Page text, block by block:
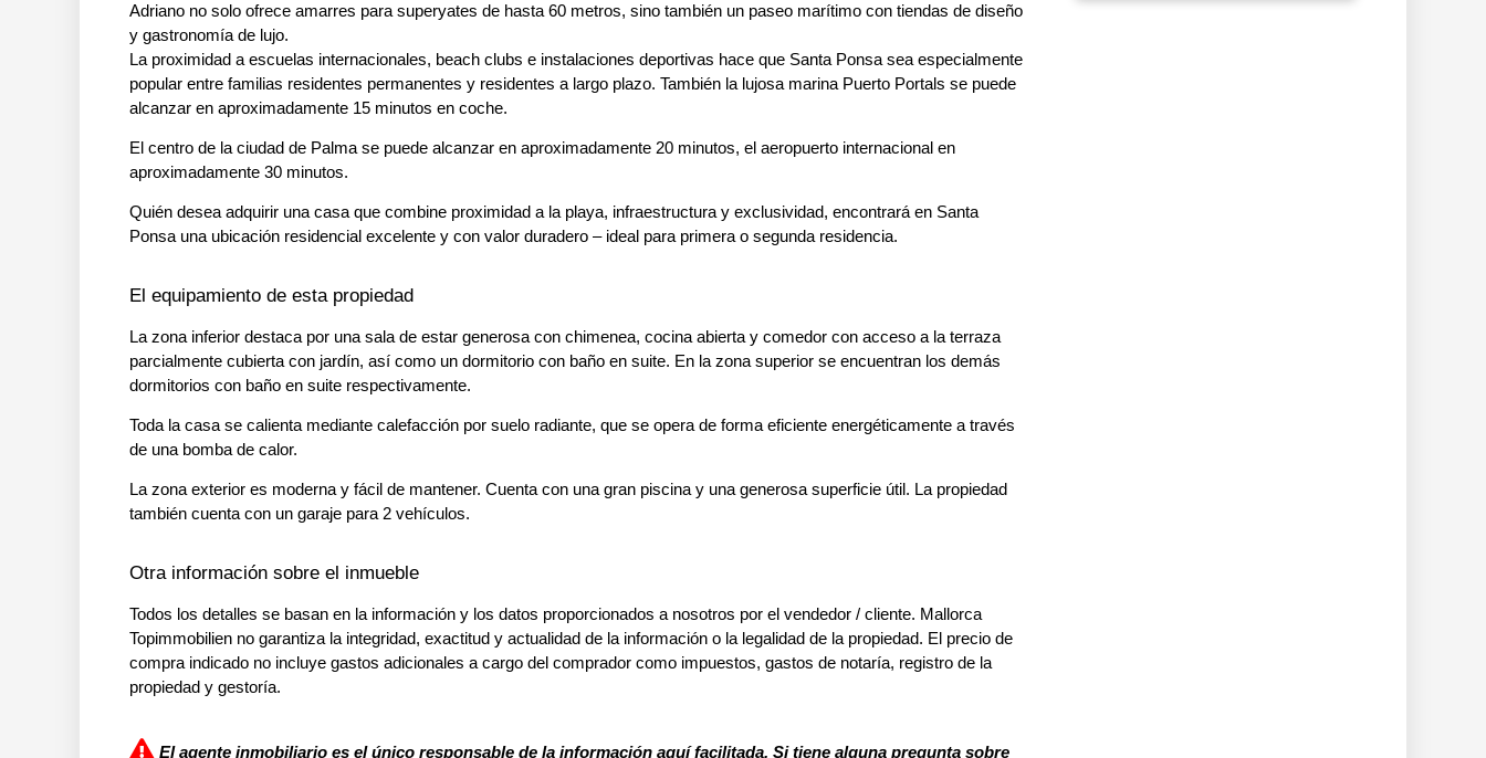
Adriano no solo ofrece amarres para superyates de hasta 60 metros, sino también un paseo marítimo con tiendas de diseño
y gastronomía de lujo.
La proximidad a escuelas internacionales, beach clubs e instalaciones deportivas hace que Santa Ponsa sea especialmente
popular entre familias residentes permanentes y residentes a largo plazo. También la lujosa marina Puerto Portals se puede
alcanzar en aproximadamente 15 minutos en coche.
El centro de la ciudad de Palma se puede alcanzar en aproximadamente 20 minutos, el aeropuerto internacional en
aproximadamente 30 minutos.
Quién desea adquirir una casa que combine proximidad a la playa, infraestructura y exclusividad, encontrará en Santa
Ponsa una ubicación residencial excelente y con valor duradero – ideal para primera o segunda residencia.
El equipamiento de esta propiedad
La zona inferior destaca por una sala de estar generosa con chimenea, cocina abierta y comedor con acceso a la terraza
parcialmente cubierta con jardín, así como un dormitorio con baño en suite. En la zona superior se encuentran los demás
dormitorios con baño en suite respectivamente.
Toda la casa se calienta mediante calefacción por suelo radiante, que se opera de forma eficiente energéticamente a través
de una bomba de calor.
La zona exterior es moderna y fácil de mantener. Cuenta con una gran piscina y una generosa superficie útil. La propiedad
también cuenta con un garaje para 2 vehículos.
Otra información sobre el inmueble
Todos los detalles se basan en la información y los datos proporcionados a nosotros por el vendedor / cliente. Mallorca
Topimmobilien no garantiza la integridad, exactitud y actualidad de la información o la legalidad de la propiedad. El precio de
compra indicado no incluye gastos adicionales a cargo del comprador como impuestos, gastos de notaría, registro de la
propiedad y gestoría.
El agente inmobiliario es el único responsable de la información aquí facilitada. Si tiene alguna pregunta sobre